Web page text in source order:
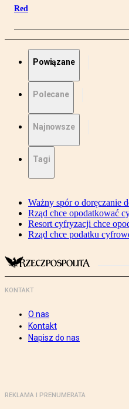
Red
Powiązane
Polecane
Najnowsze
Tagi
Ważny spór o doręczanie
Rząd chce opodatkować
Resort cyfryzacji chce
Rząd chce podatku
KONTAKT
O nas
Kontakt
Napisz do nas
REKLAMA I PRENUMERATA